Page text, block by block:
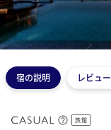
宿の説明 レビュー
旅館